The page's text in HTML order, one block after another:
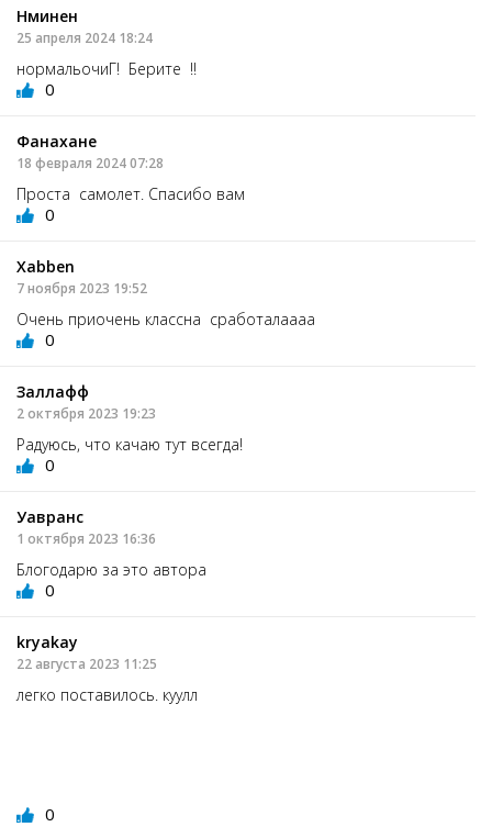
Нминен
25 апреля 2024 18:24
нормальочиГ! Берите !!
0
Фанахане
18 февраля 2024 07:28
Проста самолет. Спасибо вам
0
Xabben
7 ноября 2023 19:52
Очень приочень классна сработалаааа
0
Заллафф
2 октября 2023 19:23
Радуюсь, что качаю тут всегда!
0
Уавранс
1 октября 2023 16:36
Блогодарю за это автора
0
kryakay
22 августа 2023 11:25
легко поставилось. куулл
0